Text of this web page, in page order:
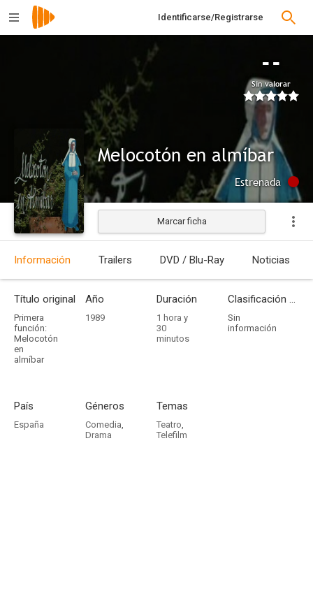
Identificarse/Registrarse
--
Sin valorar
Melocotón en almíbar
Estrenada
Marcar ficha
Información Trailers DVD / Blu-Ray Noticias
Título original
Primera
función:
Melocotón
en
almíbar
Año
1989
Duración
1 hora y
30
minutos
Clasificación por edades
Sin
información
País
España
Géneros
Comedia,
Drama
Temas
Teatro,
Telefilm